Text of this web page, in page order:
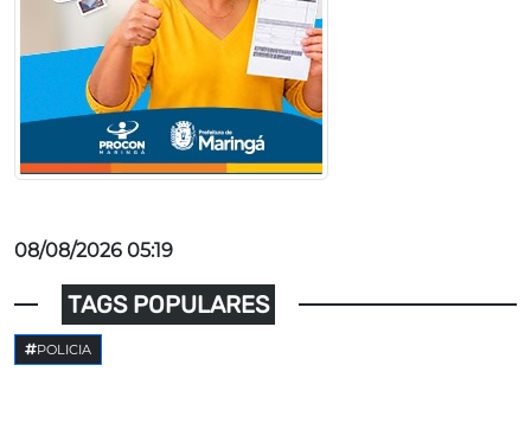
08/08/2026 05:19
TAGS POPULARES
POLICIA